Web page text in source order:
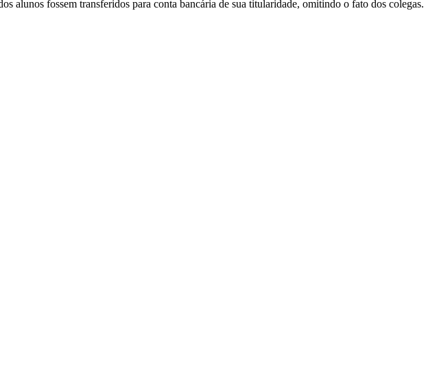
alunos fossem transferidos para conta bancária de sua titularidade, omitindo o fato dos colegas.